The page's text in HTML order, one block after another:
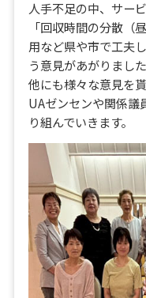
人手不足の中、サー
「回収時間の分散（
用など県や市で工夫
う意見があがりました
他にも様々な意見を
UAゼンセンや関係議
り組んでいきます。